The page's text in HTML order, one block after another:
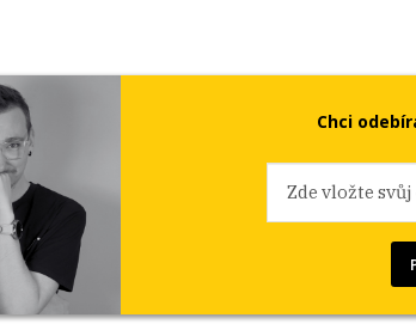
Chci